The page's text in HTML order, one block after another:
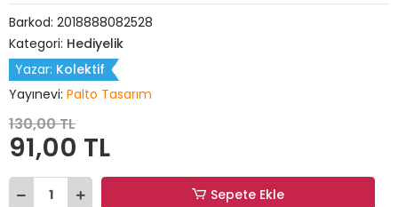
Barkod: 2018888082528
Kategori: Hediyelik
Yazar: Kolektif
Yayınevi: Palto Tasarım
130,00 TL
91,00 TL
Sepete Ekle